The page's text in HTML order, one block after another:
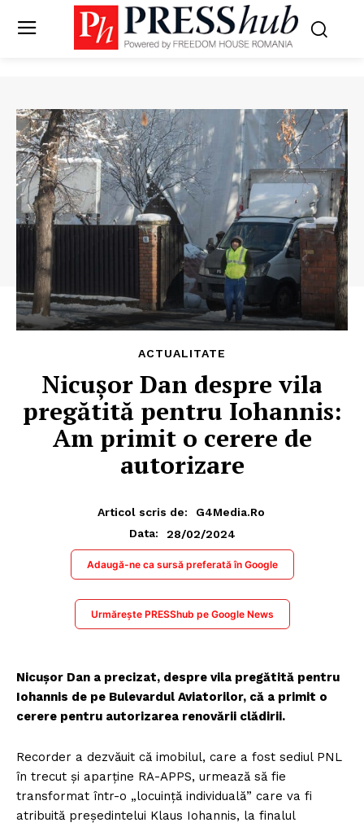
ACTUALITATE
Nicușor Dan despre vila
pregătită pentru Iohannis:
Am primit o cerere de
autorizare
Articol scris de:
G4Media.ro
Data:
28/02/2024
Adaugă-ne ca sursă preferată în Google
Urmărește PRESShub pe Google News
Nicușor Dan a precizat, despre vila pregătită pentru
Iohannis de pe Bulevardul Aviatorilor, că a primit o
cerere pentru autorizarea renovării clădirii.
Recorder a dezvăuit că imobilul, care a fost sediul PNL
în trecut și aparține RA-APPS, urmează să fie
transformat într-o „locuinţă individuală” care va fi
atribuită preşedintelui Klaus Iohannis, la finalul